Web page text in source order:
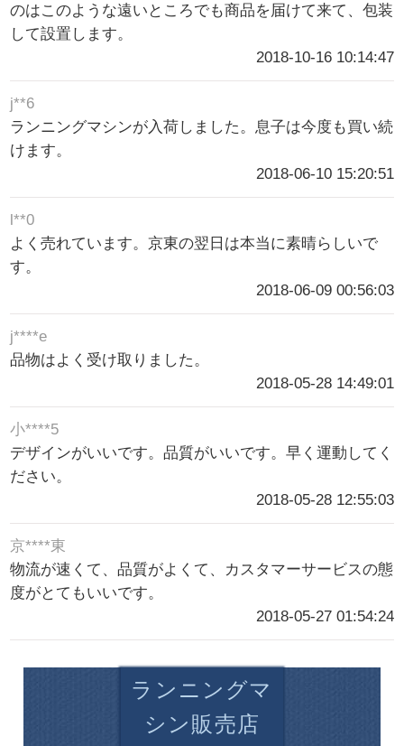
のはこのような遠いところでも商品を届けて来て、包装
して設置します。
2018-10-16 10:14:47
j**6
ランニングマシンが入荷しました。息子は今度も買い続
けます。
2018-06-10 15:20:51
l**0
よく売れています。京東の翌日は本当に素晴らしいで
す。
2018-06-09 00:56:03
j****e
品物はよく受け取りました。
2018-05-28 14:49:01
小****5
デザインがいいです。品質がいいです。早く運動してく
ださい。
2018-05-28 12:55:03
京****東
物流が速くて、品質がよくて、カスタマーサービスの態
度がとてもいいです。
2018-05-27 01:54:24
ランニングマ
シン販売店